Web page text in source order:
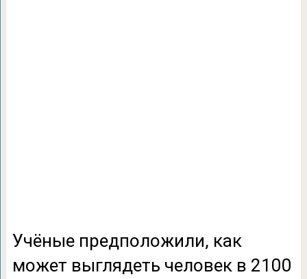
Учёные предположили, как
может выглядеть человек в 2100